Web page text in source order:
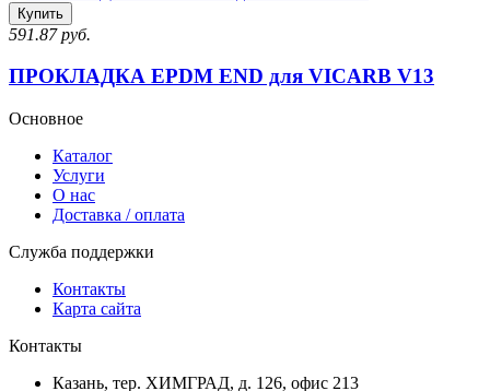
Купить
591.87 руб.
ПРОКЛАДКА EPDM END для VICARB V13
Основное
Каталог
Услуги
О нас
Доставка / оплата
Служба поддержки
Контакты
Карта сайта
Контакты
Казань, тер. ХИМГРАД, д. 126, офис 213